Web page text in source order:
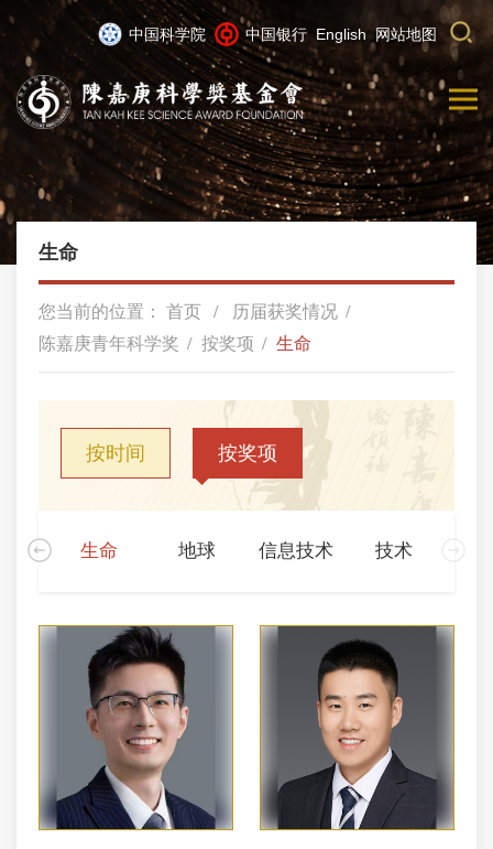
中国科学院 中国银行 English 网站地图
生命
您当前的位置： 首页
历届获奖情况
陈嘉庚青年科学奖
按奖项 生命
按时间 按奖项
生命 地球 信息技术 技术